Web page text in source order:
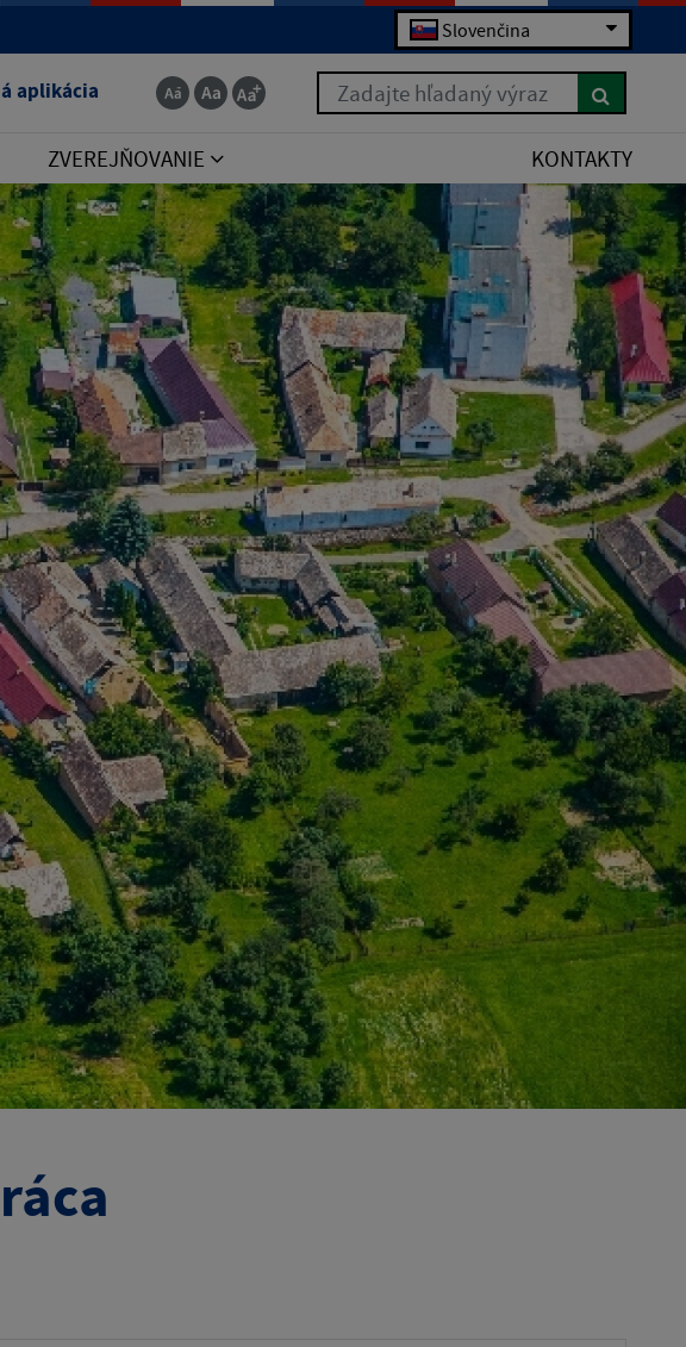
Slovenčina
aplikácia Zadajte hľadaný výraz
ZVEREJŇOVANIE KONTAKTY